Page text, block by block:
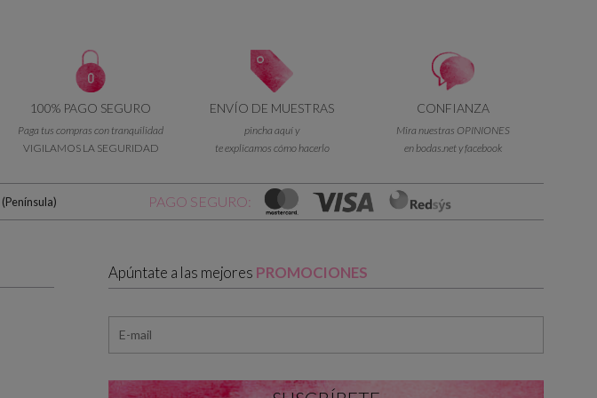
100% PAGO SEGURO
Paga tus compras con tranquilidad
VIGILAMOS LA SEGURIDAD
ENVÍO DE MUESTRAS
pincha aquí y
te explicamos cómo hacerlo
CONFIANZA
Mira nuestras OPINIONES
en bodas.net y facebook
(Península) PAGO SEGURO:
Apúntate a las mejores PROMOCIONES